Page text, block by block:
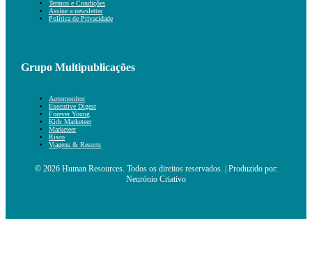
Termos e Condições
Assine a newsletter
Política de Privacidade
Grupo Multipublicações
Automonitor
Executive Digest
Forever Young
Kids Marketeer
Marketeer
Risco
Viagens & Resorts
© 2026 Human Resources. Todos os direitos reservados. | Produzido por:
Neurónio Criativo